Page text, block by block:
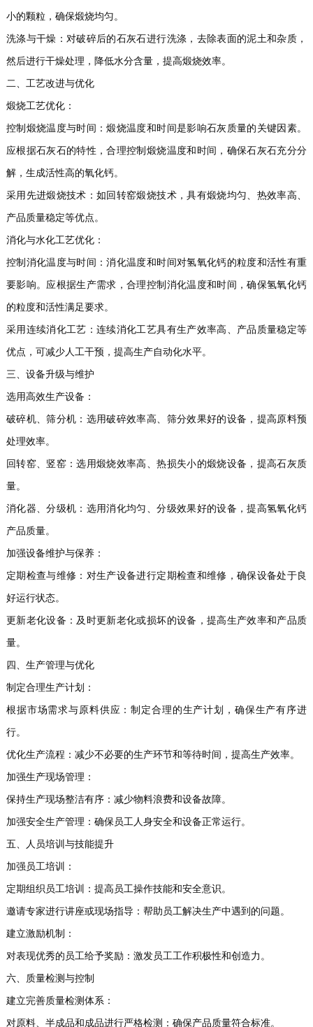
小的颗粒，确保煅烧均匀。
洗涤与干燥：对破碎后的石灰石进行洗涤，去除表面的泥土和杂质，
然后进行干燥处理，降低水分含量，提高煅烧效率。
二、工艺改进与优化
煅烧工艺优化：
控制煅烧温度与时间：煅烧温度和时间是影响石灰质量的关键因素。
应根据石灰石的特性，合理控制煅烧温度和时间，确保石灰石充分分
解，生成活性高的氧化钙。
采用先进煅烧技术：如回转窑煅烧技术，具有煅烧均匀、热效率高、
产品质量稳定等优点。
消化与水化工艺优化：
控制消化温度与时间：消化温度和时间对氢氧化钙的粒度和活性有重
要影响。应根据生产需求，合理控制消化温度和时间，确保氢氧化钙
的粒度和活性满足要求。
采用连续消化工艺：连续消化工艺具有生产效率高、产品质量稳定等
优点，可减少人工干预，提高生产自动化水平。
三、设备升级与维护
选用高效生产设备：
破碎机、筛分机：选用破碎效率高、筛分效果好的设备，提高原料预
处理效率。
回转窑、竖窑：选用煅烧效率高、热损失小的煅烧设备，提高石灰质
量。
消化器、分级机：选用消化均匀、分级效果好的设备，提高氢氧化钙
产品质量。
加强设备维护与保养：
定期检查与维修：对生产设备进行定期检查和维修，确保设备处于良
好运行状态。
更新老化设备：及时更新老化或损坏的设备，提高生产效率和产品质
量。
四、生产管理与优化
制定合理生产计划：
根据市场需求与原料供应：制定合理的生产计划，确保生产有序进
行。
优化生产流程：减少不必要的生产环节和等待时间，提高生产效率。
加强生产现场管理：
保持生产现场整洁有序：减少物料浪费和设备故障。
加强安全生产管理：确保员工人身安全和设备正常运行。
五、人员培训与技能提升
加强员工培训：
定期组织员工培训：提高员工操作技能和安全意识。
邀请专家进行讲座或现场指导：帮助员工解决生产中遇到的问题。
建立激励机制：
对表现优秀的员工给予奖励：激发员工工作积极性和创造力。
六、质量检测与控制
建立完善质量检测体系：
对原料、半成品和成品进行严格检测：确保产品质量符合标准。